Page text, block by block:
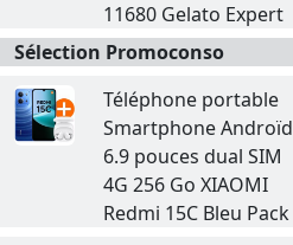
11680 Gelato Expert
Sélection Promoconso
Téléphone portable
Smartphone Androïd
6.9 pouces dual SIM
4G 256 Go XIAOMI
Redmi 15C Bleu Pack